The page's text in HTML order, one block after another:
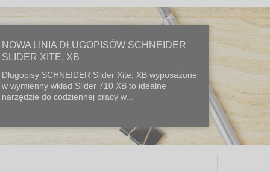
NOWA LINIA DŁUGOPISÓW SCHNEIDER
SLIDER XITE, XB
Długopisy SCHNEIDER Slider Xite, XB wyposażone
w wymienny wkład Slider 710 XB to idealne
narzędzie do codziennej pracy w...